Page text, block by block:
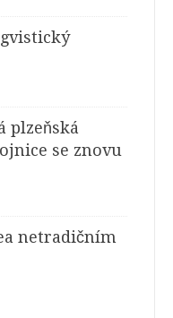
plzeňská
se znovu
netradičním